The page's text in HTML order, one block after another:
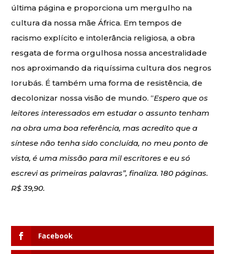
última página e proporciona um mergulho na
cultura da nossa mãe África. Em tempos de
racismo explícito e intolerância religiosa, a obra
resgata de forma orgulhosa nossa ancestralidade
nos aproximando da riquíssima cultura dos negros
Iorubás. É também uma forma de resistência, de
decolonizar nossa visão de mundo. “Espero que os
leitores interessados em estudar o assunto tenham
na obra uma boa referência, mas acredito que a
síntese não tenha sido concluída, no meu ponto de
vista, é uma missão para mil escritores e eu só
escrevi as primeiras palavras”, finaliza. 180 páginas.
R$ 39,90.
Facebook